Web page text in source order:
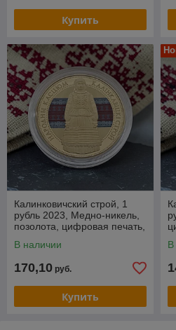
Купить
Калинковичский строй, 1
рубль 2023, Медно-никель,
позолота, цифровая печать,
В наличии
170,10 руб.
Купить
В